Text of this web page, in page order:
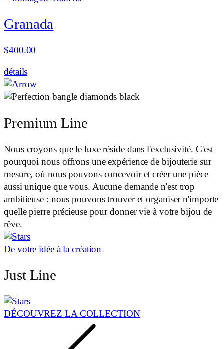
Granada
$400.00
détails
Premium Line
Nous croyons que le luxe réside dans l'exclusivité. C'est
pourquoi nous offrons une expérience de bijouterie sur
mesure, où nous pouvons concevoir et créer une pièce
aussi unique que vous. Aucune demande n'est trop
ambitieuse : nous pouvons trouver et organiser n'importe
quelle pierre précieuse pour donner vie à votre bijou de
rêve.
De votre idée à la création
Just Line
DÉCOUVREZ LA COLLECTION